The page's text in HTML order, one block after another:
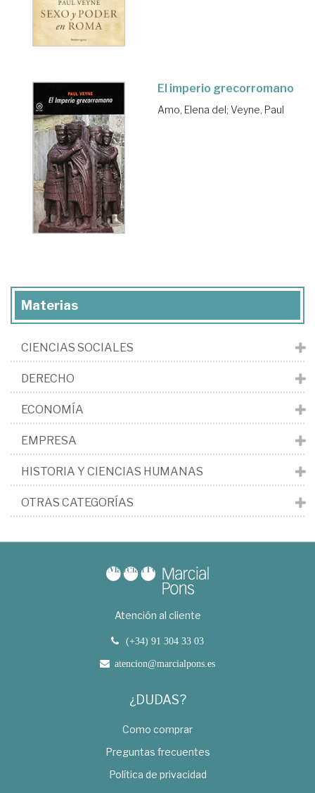
El imperio grecorromano
Amo, Elena del; Veyne, Paul
Materias
CIENCIAS SOCIALES
DERECHO
ECONOMÍA
EMPRESA
HISTORIA Y CIENCIAS HUMANAS
OTRAS CATEGORÍAS
Atención al cliente
(+34) 91 304 33 03
atencion@marcialpons.es
¿DUDAS?
Como comprar
Preguntas frecuentes
Política de privacidad